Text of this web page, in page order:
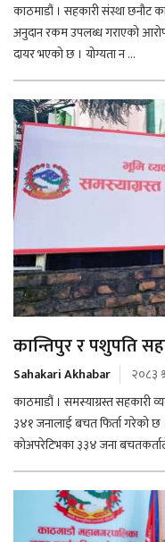
काठमाडौं । सहकारी संस्था छनौट
अनुदान रकम उपलब्ध गराएको
दायर भएको छ । योग्यता न ...
कान्तिपुर र पशुपति
Sahakari Akhabar
२०८३
काठमाडौं । समस्याग्रस्त सहकारी
३४१ जनालाई बचत फिर्ता गरेको छ
कोअपरेटिभका ३३४ जना